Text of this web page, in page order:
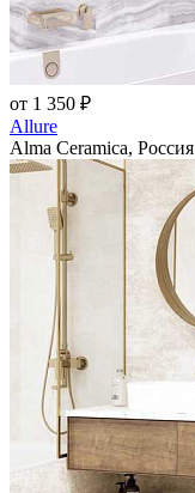
от 1 350 ₽
Allure
Alma Ceramica, Россия